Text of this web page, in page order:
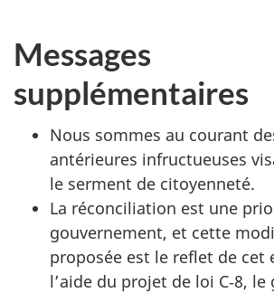
Messages
supplémentaires
Nous sommes au courant
antérieures infructueuses
le serment de citoyenneté.
La réconciliation est une
gouvernement, et cette
proposée est le reflet de cet
l’aide du projet de loi C‑8,